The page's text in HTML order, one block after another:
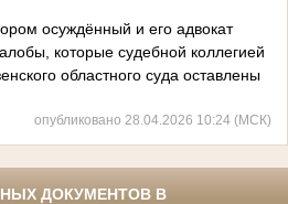
осуждённый и его адвокат
которые судебной коллегией
областного суда оставлены
опубликовано 28.04.2026 10:24 (МСК)
ДОКУМЕНТОВ В